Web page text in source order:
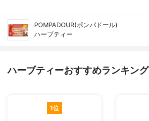
POMPADOUR(ポンパドール)
ハーブティー
ハーブティーおすすめランキング
1位